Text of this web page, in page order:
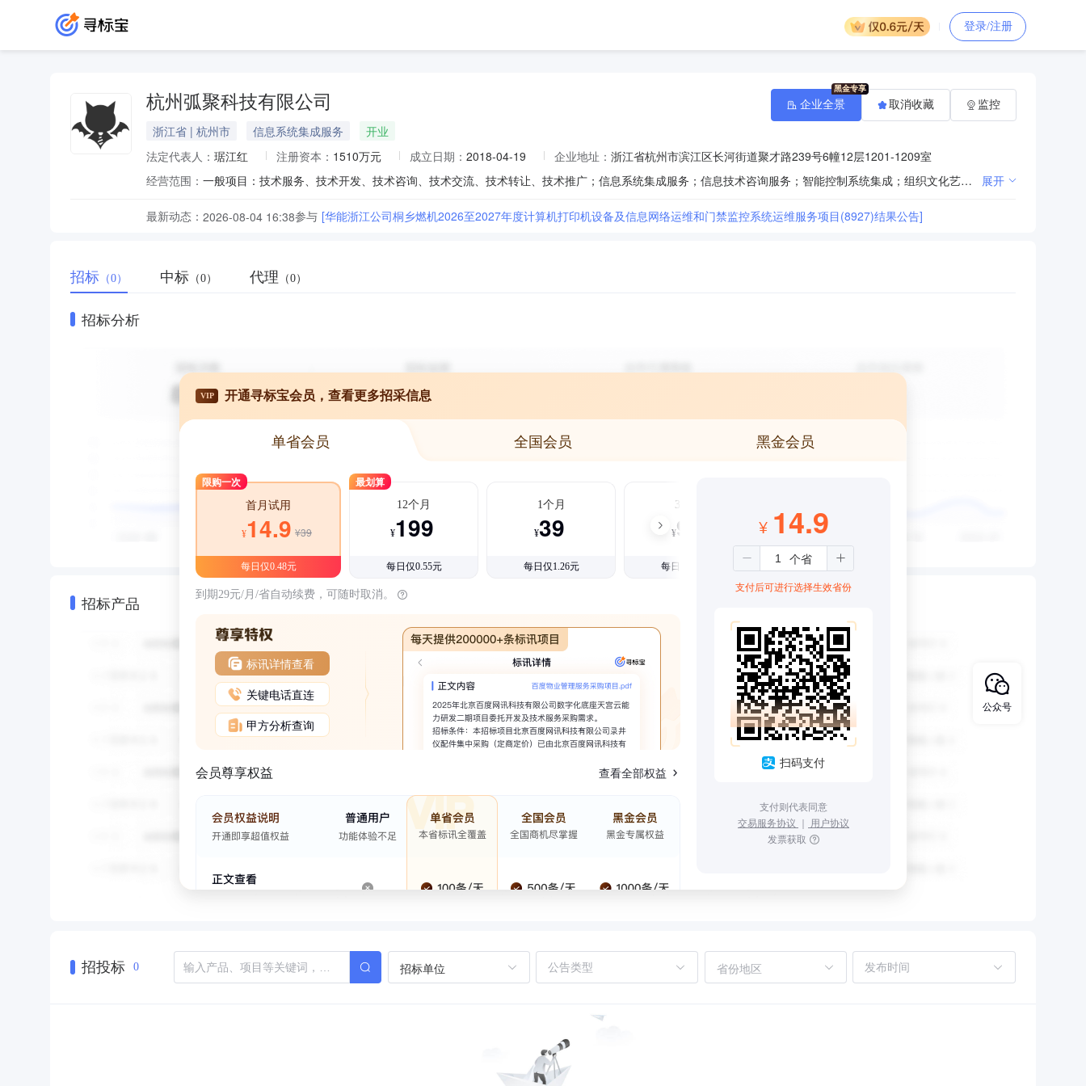
登录/注册
杭州弧聚科技有限公司
浙江省 | 杭州市 信息系统集成服务
开业
法定代表人： 琚江红 注册资本： 1510万元 成立日期： 2018-04-19 企业地址： 浙江省杭州市滨江区长河街道聚才路239号6幢12层1201-1209室
经营范围：
一般项目：技术服务、技术开发、技术咨询、技术交流、技术转让、技术推广；信息系统集成服务；信息技术咨询服务；智能控制系统集成；组织文化艺术交流活动；计算机软硬件及辅助设备批发；安防设备销售；安全系统监控服务；安全技术防范系统设计施工服务；工程管理服务；信息系统运行维护服务；计算机及办公设备维修；轨道交通专用设备、关键系统及部件销售；工业机器人安装、维修；人力资源服务（不含职业中介活动、劳务派遣服务）（除依法须经批准的项目外，凭营业执照依法自主开展经营活动）。许可项目：建设工程施工；电气安装服务；建筑智能化系统设计；职业中介活动（依法须经批准的项目，经相关部门批准后方可开展经营活动，具体经营项目以审批结果为准）。 展开
最新动态： 2026-08-04 16:38参与 [华能浙江公司桐乡燃机2026至2027年度计算机打印机设备及信息网络运维和门禁监控系统运维服务项目(8927)结果公告]
企业全景 取消收藏 监控
招标 （0） 中标 （0） 代理 （0）
招标分析
招标产品
VIP 开通寻标宝会员，查看更多招采信息
单省会员 全国会员 黑金会员
限购一次
首月试用
¥14.9 ¥39
每日仅0.48元
最划算
12个月
¥199
每日仅0.55元
1个月
¥39
每日仅1.26元
3个月
¥99
每日仅1.08元
到期29元/月/省自动续费，可随时取消。
标讯详情查看
关键电话直连
甲方分析查询
会员尊享权益 查看全部权益
¥ 14.9
支付后可进行选择生效省份
扫码支付
支付则代表同意
交易服务协议 ｜ 用户协议
发票获取
招投标 0 招标单位 省份地区
公众号